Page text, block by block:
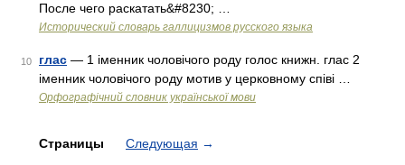
После чего раскатать&#8230; …
Исторический словарь галлицизмов русского языка
10 глас — 1 іменник чоловічого роду голос книжн. глас 2
іменник чоловічого роду мотив у церковному співі …
Орфографічний словник української мови
Страницы Следующая →